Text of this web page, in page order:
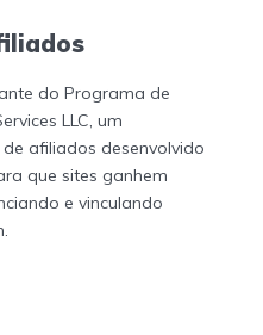
do Programa de
LLC, um
afiliados desenvolvido
que sites ganhem
e vinculando